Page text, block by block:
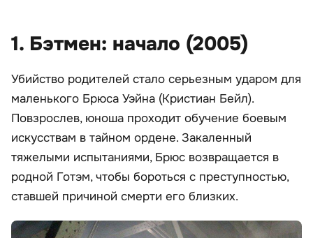
1. Бэтмен: начало (2005)
Убийство родителей стало серьезным ударом для
маленького Брюса Уэйна (Кристиан Бейл).
Повзрослев, юноша проходит обучение боевым
искусствам в тайном ордене. Закаленный
тяжелыми испытаниями, Брюс возвращается в
родной Готэм, чтобы бороться с преступностью,
ставшей причиной смерти его близких.